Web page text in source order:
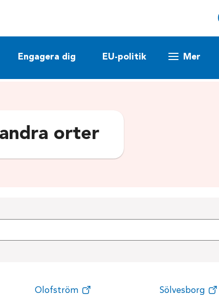
Engagera dig EU-politik Mer
orter
Olofström
Sölvesborg